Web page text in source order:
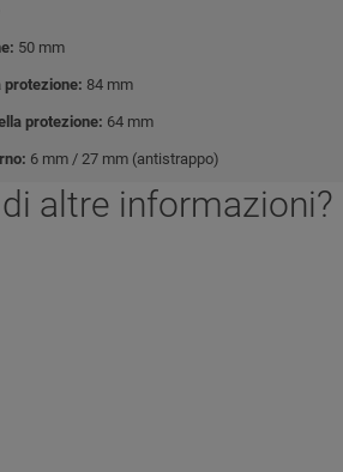
50 mm
protezione: 84 mm
protezione: 64 mm
6 mm / 27 mm (antistrappo)
altre informazioni?